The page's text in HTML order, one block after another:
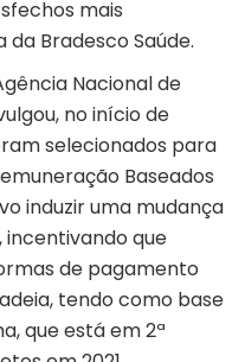
mais
da Bradesco Saúde.
Nacional de
no início de
selecionados para
Baseados
induzir uma mudança
que
de pagamento
tendo como base
que está em 2ª